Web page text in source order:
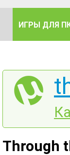
ИГРЫ ДЛЯ
Through